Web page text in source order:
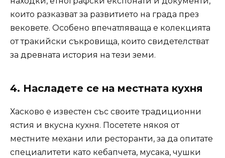
които разказват за развитието на града през
вековете. Особено впечатляваща е колекцията
от тракийски съкровища, които свидетелстват
за древната история на тези земи.
4. Насладете се на местната кухня
Хасково е известен със своите традиционни
ястия и вкусна кухня. Посетете някоя от
местните механи или ресторанти, за да опитате
специалитети като кебапчета, мусака, чушки